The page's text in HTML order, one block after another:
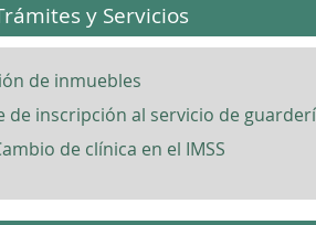
y Servicios
de inmuebles
de inscripción al servicio de
de clínica en el IMSS